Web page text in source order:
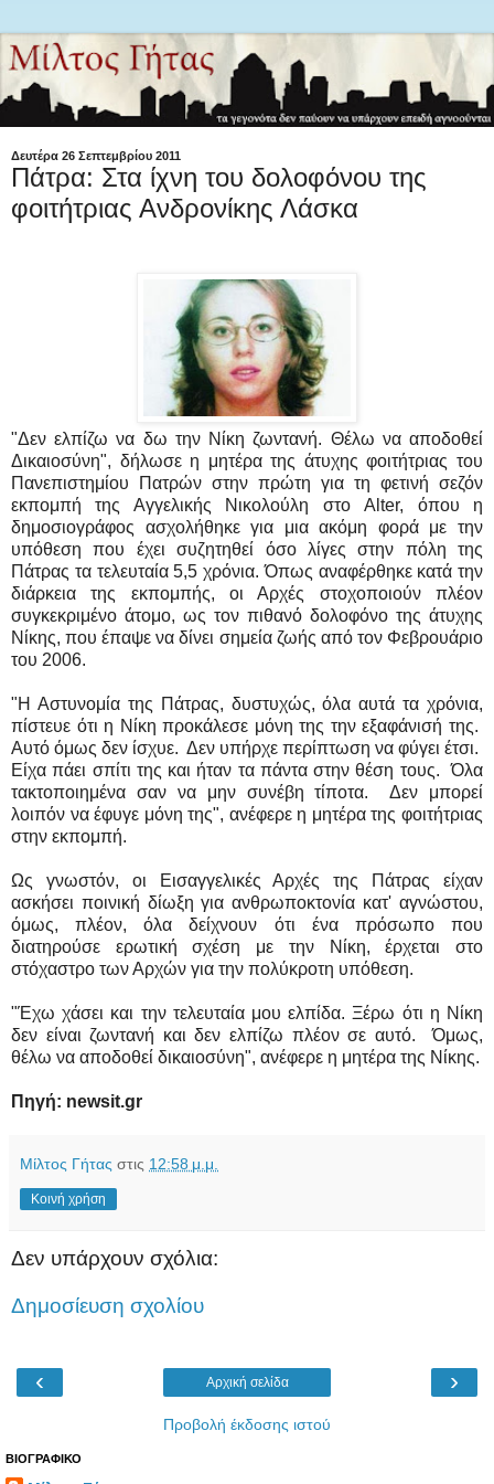
Δευτέρα 26 Σεπτεμβρίου 2011
Πάτρα: Στα ίχνη του δολοφόνου της
φοιτήτριας Ανδρονίκης Λάσκα
"Δεν ελπίζω να δω την Νίκη ζωντανή. Θέλω να αποδοθεί
Δικαιοσύνη", δήλωσε η μητέρα της άτυχης φοιτήτριας του
Πανεπιστημίου Πατρών στην πρώτη για τη φετινή σεζόν
εκπομπή της Αγγελικής Νικολούλη στο Alter, όπου η
δημοσιογράφος ασχολήθηκε για μια ακόμη φορά με την
υπόθεση που έχει συζητηθεί όσο λίγες στην πόλη της
Πάτρας τα τελευταία 5,5 χρόνια. Όπως αναφέρθηκε κατά την
διάρκεια της εκπομπής, οι Αρχές στοχοποιούν πλέον
συγκεκριμένο άτομο, ως τον πιθανό δολοφόνο της άτυχης
Νίκης, που έπαψε να δίνει σημεία ζωής από τον Φεβρουάριο
του 2006.
"Η Αστυνομία της Πάτρας, δυστυχώς, όλα αυτά τα χρόνια,
πίστευε ότι η Νίκη προκάλεσε μόνη της την εξαφάνισή της.
Αυτό όμως δεν ίσχυε. Δεν υπήρχε περίπτωση να φύγει έτσι.
Είχα πάει σπίτι της και ήταν τα πάντα στην θέση τους.
Όλα
τακτοποιημένα σαν να μην συνέβη τίποτα.
Δεν μπορεί
λοιπόν να έφυγε μόνη της", ανέφερε η μητέρα της φοιτήτριας
στην εκπομπή.
Ως γνωστόν, οι Εισαγγελικές Αρχές της Πάτρας είχαν
ασκήσει ποινική δίωξη για ανθρωποκτονία κατ' αγνώστου,
όμως, πλέον, όλα δείχνουν ότι ένα πρόσωπο που
διατηρούσε ερωτική σχέση με την Νίκη, έρχεται στο
στόχαστρο των Αρχών για την πολύκροτη υπόθεση.
"Έχω χάσει και την τελευταία μου ελπίδα. Ξέρω ότι η Νίκη
δεν είναι ζωντανή και δεν ελπίζω πλέον σε αυτό.
Όμως,
θέλω να αποδοθεί δικαιοσύνη", ανέφερε η μητέρα της Νίκης.
Πηγή: newsit.gr
Μίλτος Γήτας στις 12:58 μ.μ.
Κοινή χρήση
Δεν υπάρχουν σχόλια:
Δημοσίευση σχολίου
‹ ›
Αρχική σελίδα
Προβολή έκδοσης ιστού
ΒΙΟΓΡΑΦΙΚΟ